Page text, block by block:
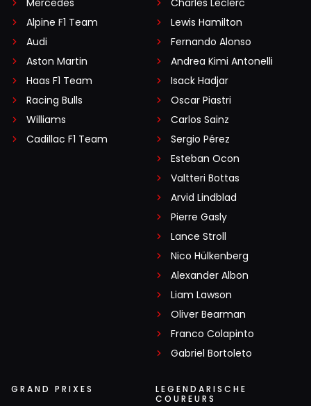
Mercedes
Alpine F1 Team
Audi
Aston Martin
Haas F1 Team
Racing Bulls
Williams
Cadillac F1 Team
Charles Leclerc
Lewis Hamilton
Fernando Alonso
Andrea Kimi Antonelli
Isack Hadjar
Oscar Piastri
Carlos Sainz
Sergio Pérez
Esteban Ocon
Valtteri Bottas
Arvid Lindblad
Pierre Gasly
Lance Stroll
Nico Hülkenberg
Alexander Albon
Liam Lawson
Oliver Bearman
Franco Colapinto
Gabriel Bortoleto
GRAND PRIXES
LEGENDARISCHE
COUREURS